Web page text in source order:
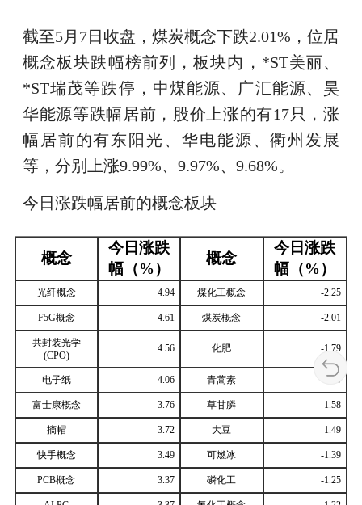
截至5月7日收盘，煤炭概念下跌2.01%，位居
概念板块跌幅榜前列，板块内，*ST美丽、
*ST瑞茂等跌停，中煤能源、广汇能源、昊
华能源等跌幅居前，股价上涨的有17只，涨
幅居前的有东阳光、华电能源、衢州发展
等，分别上涨9.99%、9.97%、9.68%。
今日涨跌幅居前的概念板块
概念
今日涨跌
幅（%）
概念
今日涨跌
幅（%）
光纤概念 4.94 煤化工概念 -2.25
F5G概念 4.61 煤炭概念 -2.01
共封装光学
(CPO)
4.56 化肥 -1.79
电子纸 4.06 青蒿素 -1.59
富士康概念 3.76 草甘膦 -1.58
摘帽 3.72 大豆 -1.49
快手概念 3.49 可燃冰 -1.39
PCB概念 3.37 磷化工 -1.25